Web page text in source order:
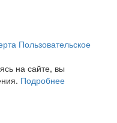
Пользовательское
на сайте, вы
Подробнее